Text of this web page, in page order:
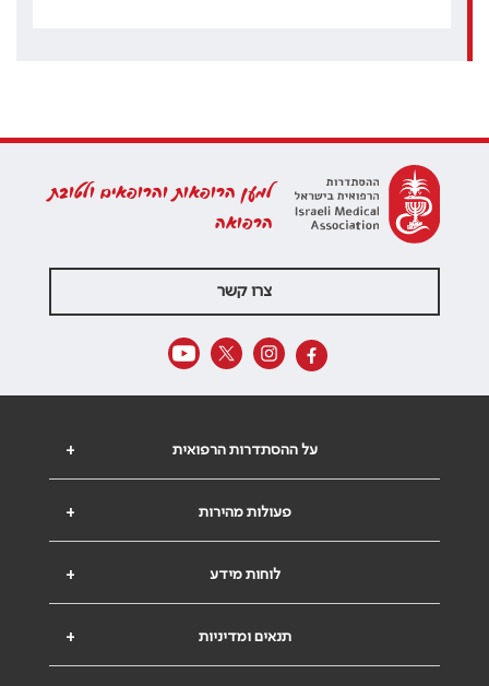
למען הרופאות והרופאים ולטובת
הרפואה
צרו קשר
+ על ההסתדרות הרפואית
+ פעולות מהירות
+ לוחות מידע
+ תנאים ומדיניות